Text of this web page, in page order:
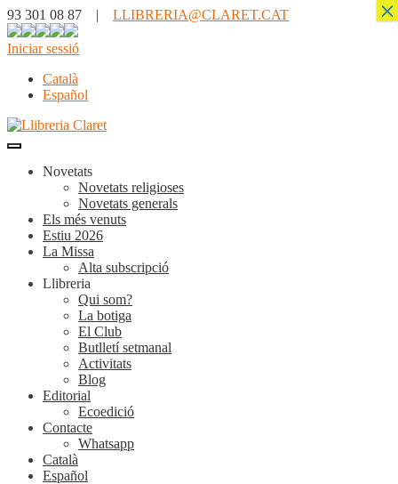
93 301 08 87 | LLIBRERIA@CLARET.CAT
Iniciar sessió
Català
Español
Novetats
Novetats religioses
Novetats generals
Els més venuts
Estiu 2026
La Missa
Alta subscripció
Llibreria
Qui som?
La botiga
El Club
Butlletí setmanal
Activitats
Blog
Editorial
Ecoedició
Contacte
Whatsapp
Català
Español
×